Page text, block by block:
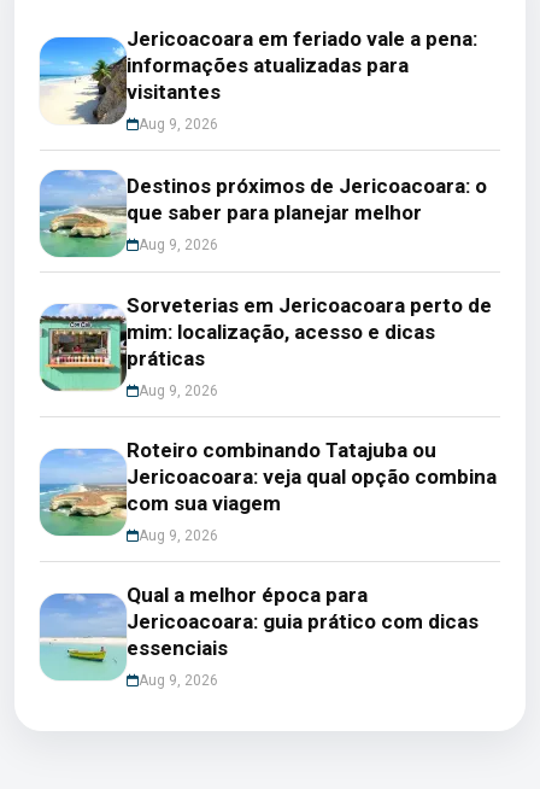
Jericoacoara em feriado vale a pena:
informações atualizadas para
visitantes
Aug 9, 2026
Destinos próximos de Jericoacoara: o
que saber para planejar melhor
Aug 9, 2026
Sorveterias em Jericoacoara perto de
mim: localização, acesso e dicas
práticas
Aug 9, 2026
Roteiro combinando Tatajuba ou
Jericoacoara: veja qual opção combina
com sua viagem
Aug 9, 2026
Qual a melhor época para
Jericoacoara: guia prático com dicas
essenciais
Aug 9, 2026